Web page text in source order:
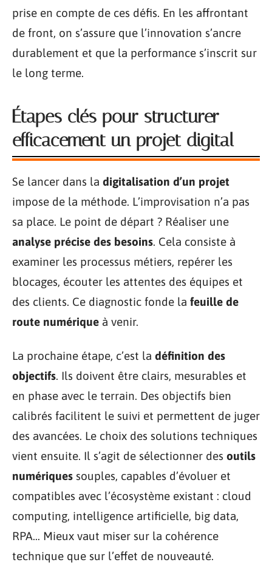
prise en compte de ces défis. En les affrontant
de front, on s’assure que l’innovation s’ancre
durablement et que la performance s’inscrit sur
le long terme.
Étapes clés pour structurer
efficacement un projet digital
Se lancer dans la digitalisation d’un projet
impose de la méthode. L’improvisation n’a pas
sa place. Le point de départ ? Réaliser une
analyse précise des besoins. Cela consiste à
examiner les processus métiers, repérer les
blocages, écouter les attentes des équipes et
des clients. Ce diagnostic fonde la feuille de
route numérique à venir.
La prochaine étape, c’est la définition des
objectifs. Ils doivent être clairs, mesurables et
en phase avec le terrain. Des objectifs bien
calibrés facilitent le suivi et permettent de juger
des avancées. Le choix des solutions techniques
vient ensuite. Il s’agit de sélectionner des outils
numériques souples, capables d’évoluer et
compatibles avec l’écosystème existant : cloud
computing, intelligence artificielle, big data,
RPA… Mieux vaut miser sur la cohérence
technique que sur l’effet de nouveauté.